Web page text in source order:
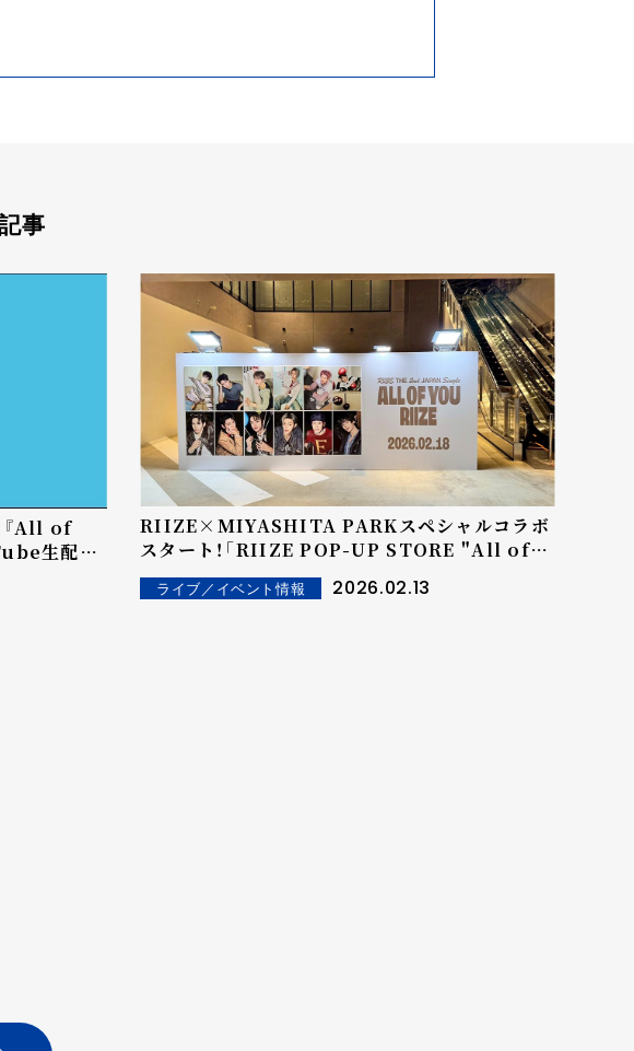
事
All of
生配信
RIIZE×MIYASHITA PARKスペシャルコラボ
スタート！「RIIZE POP-UP STORE "All of
You"」やRIIZEの公式LINEで「RIIZE
DIGITAL STAMP RALLY」も開催中！
ライブ／イベント情報 2026.02.13